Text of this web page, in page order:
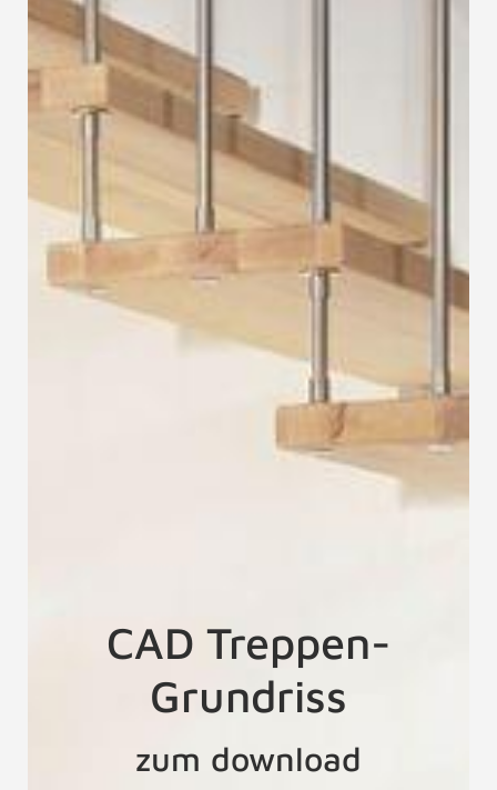
CAD Treppen-
Grundriss
zum download